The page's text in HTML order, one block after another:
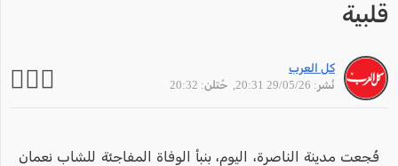
قلبية
كل العرب
نُشر: 29/05/26 20:31
, حُتلن: 20:32
فُجعت مدينة الناصرة، اليوم، بنبأ الوفاة المفاجئة للشاب نعمان